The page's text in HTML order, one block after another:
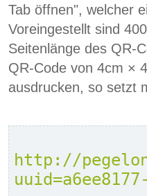
Tab öffnen", welcher
Voreingestellt sind
Seitenlänge des QR-
QR-Code von 4cm ×
ausdrucken, so setzt
http://